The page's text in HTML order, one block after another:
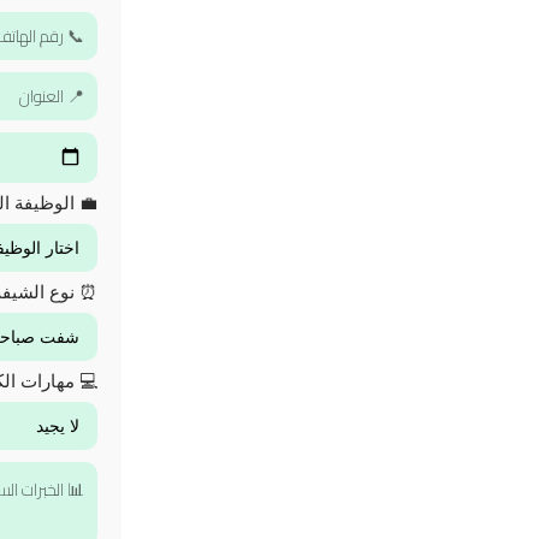
💼 الوظيفة
⏰ نوع
💻 مهارات